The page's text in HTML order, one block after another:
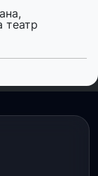
театр
ең
мен